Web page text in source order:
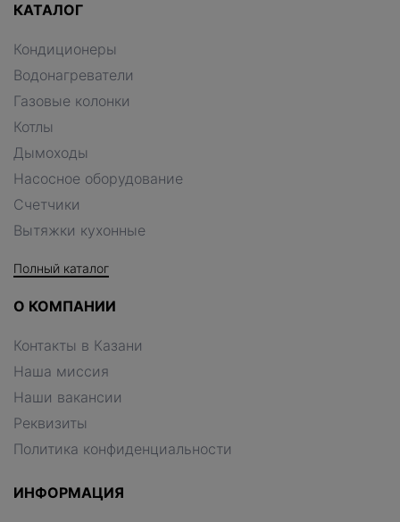
КАТАЛОГ
Кондиционеры
Водонагреватели
Газовые колонки
Котлы
Дымоходы
Насосное оборудование
Счетчики
Вытяжки кухонные
Полный каталог
О КОМПАНИИ
Контакты в Казани
Наша миссия
Наши вакансии
Реквизиты
Политика конфиденциальности
ИНФОРМАЦИЯ